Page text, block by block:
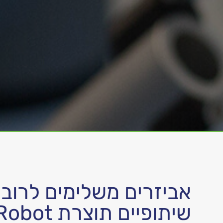
אביזרים משלימים
שיתופיים תוצרת OnRobot